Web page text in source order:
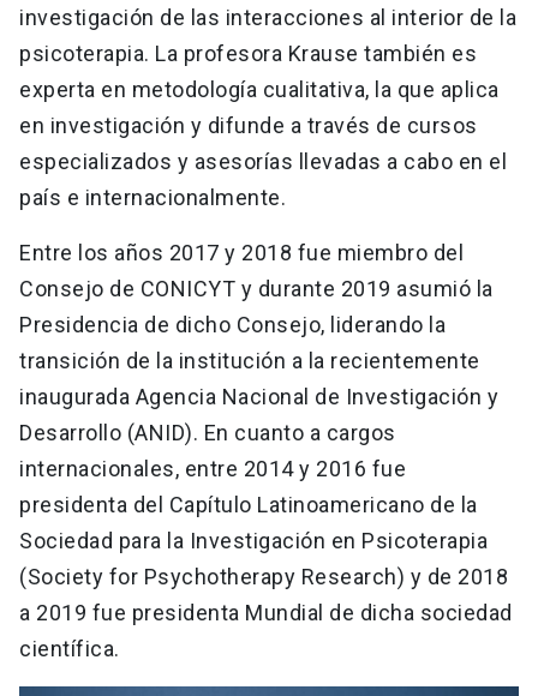
investigación de las interacciones al interior de la
psicoterapia. La profesora Krause también es
experta en metodología cualitativa, la que aplica
en investigación y difunde a través de cursos
especializados y asesorías llevadas a cabo en el
país e internacionalmente.
Entre los años 2017 y 2018 fue miembro del
Consejo de CONICYT y durante 2019 asumió la
Presidencia de dicho Consejo, liderando la
transición de la institución a la recientemente
inaugurada Agencia Nacional de Investigación y
Desarrollo (ANID). En cuanto a cargos
internacionales, entre 2014 y 2016 fue
presidenta del Capítulo Latinoamericano de la
Sociedad para la Investigación en Psicoterapia
(Society for Psychotherapy Research) y de 2018
a 2019 fue presidenta Mundial de dicha sociedad
científica.